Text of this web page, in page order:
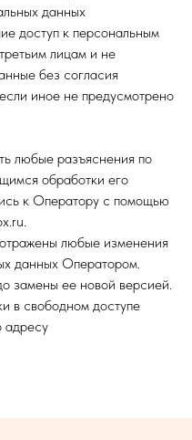
данных
доступ к персональным
лицам и не
без согласия
иное не предусмотрено
любые разъяснения по
обработки его
к Оператору с помощью
любые изменения
данных Оператором.
замены ее новой версией.
в свободном доступе
адресу